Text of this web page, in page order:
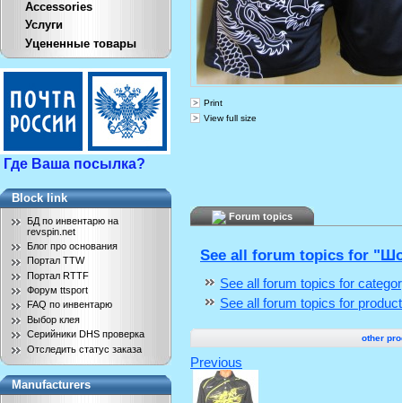
Accessories
Услуги
Уцененные товары
Где Ваша посылка?
Block link
БД по инвентарю на
revspin.net
Блог про основания
Портал TTW
Портал RTTF
Форум ttsport
FAQ по инвентарю
Выбор клея
Серийники DHS проверка
Отследить статус заказа
Manufacturers
Print
View full size
Forum topics
See all forum topics for
See all forum topics for
See all forum topics for
other
Previous